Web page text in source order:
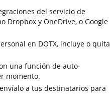
del servicio de
Dropbox y OneDrive, o Google
en DOTX, incluye o quita
una función de auto-
momento.
a tus destinatarios para